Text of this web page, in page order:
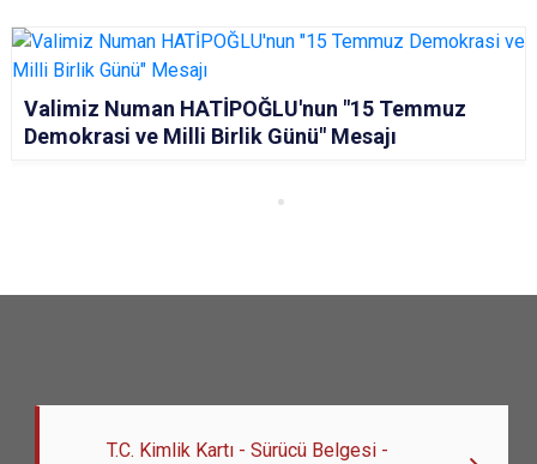
Valimiz Numan HATİPOĞLU'nun "15 Temmuz
Demokrasi ve Milli Birlik Günü" Mesajı
T.C. Kimlik Kartı - Sürücü Belgesi -